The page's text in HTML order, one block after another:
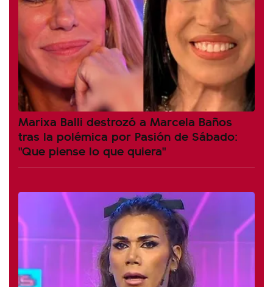
Marixa Balli destrozó a Marcela Baños
tras la polémica por Pasión de Sábado:
"Que piense lo que quiera"